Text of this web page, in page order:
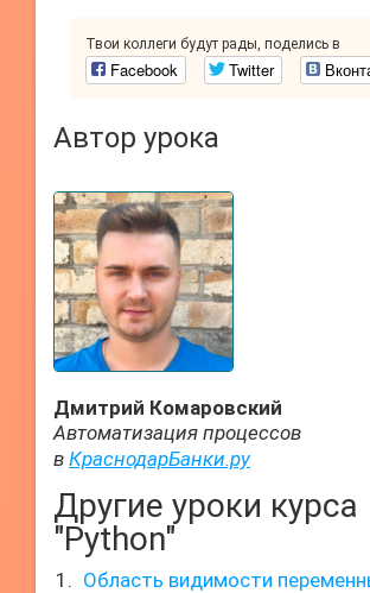
Твои коллеги будут рады, поделись в
Facebook Twitter
Автор урока
Дмитрий Комаровский
Автоматизация процессов
в КраснодарБанки.ру
Другие уроки курса
"Python"
Область видимости